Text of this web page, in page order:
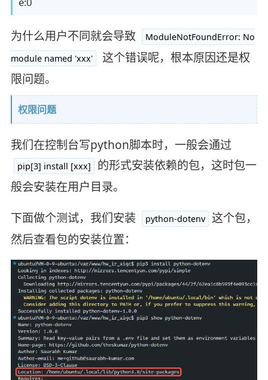
为什么用户不同就会导致
ModuleNotFoundError: No
module named 'xxx'
这个错误呢，根本原因还是权
限问题。
权限问题
我们在控制台写python脚本时，一般会通过
pip[3] install [xxx]
的形式安装依赖的包，这时包一
般会安装在用户目录。
下面做个测试，我们安装
python-dotenv
这个包，
然后查看包的安装位置：